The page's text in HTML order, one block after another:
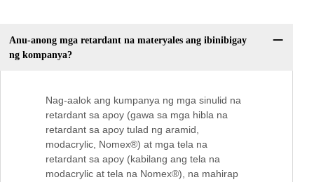
Anu-anong mga retardant na materyales ang ibinibigay
ng kompanya?
Nag-aalok ang kumpanya ng mga sinulid na
retardant sa apoy (gawa sa mga hibla na
retardant sa apoy tulad ng aramid,
modacrylic, Nomex®) at mga tela na
retardant sa apoy (kabilang ang tela na
modacrylic at tela na Nomex®), na mahirap